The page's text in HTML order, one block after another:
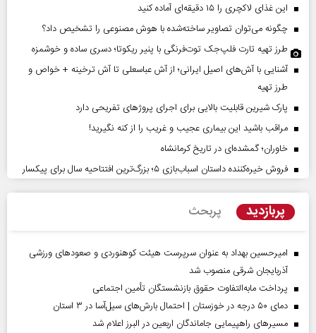
این غذای لاکچری را ۱۵ دقیقه‌ای آماده کنید
چگونه می‌توان تصاویر ساخته‌شده با هوش مصنوعی را تشخیص داد؟
طرز تهیه تارت فلپ‌جک توت‌فرنگی با پنیر ریکوتا؛ دسری ساده و خوشمزه
آشنایی با آش‌های اصیل ایرانی؛ از آش عباسعلی تا آش ترخینه + خواص و
طرز تهیه
پارک شیرین قابلیت‌ بالایی برای اجرای پروژهای تفریحی دارد
مراقب باشید این بیماری عجیب و غریب را از کنه نگیرید!
خاوران؛ گمشده‌ای در تاریخ کرمانشاه
فروش خیره‌کننده داستان اسباب‌بازی ۵؛ بزرگ‌ترین افتتاحیه سال برای پیکسار
پربازدید پربحث
امیرحسین بهداد به عنوان سرپرست هیئت کوهنوردی و صعودهای ورزشی
آذربایجان شرقی منصوب شد
پرداخت مابه‌التفاوت حقوق بازنشستگان تأمین اجتماعی
دمای ۵۰ درجه در خوزستان | احتمال بارش‌های سیل‌آسا در ۳ استان
مسیر‌های راهپیمایی جاماندگان اربعین در البرز اعلام شد